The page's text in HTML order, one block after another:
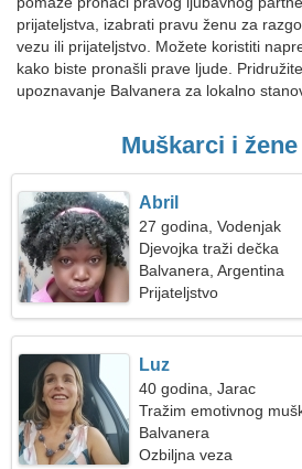
prijateljstva, izabrati pravu ženu za
vezu ili prijateljstvo. Možete koristiti
kako biste pronašli prave ljude.
upoznavanje Balvanera za lokalno
Muškarci i
Abril
27 godina, Vodenjak
Djevojka traži dečka
Balvanera, Argentina
Prijateljstvo
Luz
40 godina, Jarac
Tražim emotivnog
planinarenje
Balvanera
Ozbiljna veza